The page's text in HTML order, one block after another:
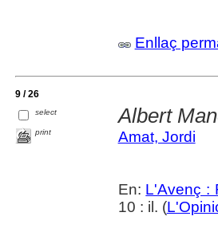
Enllaç
9 / 26
select
print
Albert
Amat, Jordi
En: L'Avenç :
10 : il. (